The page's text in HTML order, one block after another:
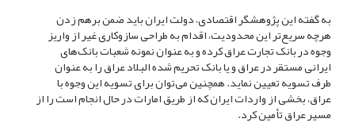
به گفته این پژوهشگر اقتصادی، دولت ایران باید ضمن برهم زدن
هرچه سریع‌تر این محدودیت، اقدام به طراحی سازوکاری غیر از واریز
وجوه در بانک تجارت عراق کرده و به عنوان نمونه شعبات بانک‌های
ایرانی مستقر در عراق و یا بانک تحریم شده البلاد عراق را به عنوان
طرف تسویه تعیین نماید. همچنین می‌توان برای تسویه این وجوه با
عراق، بخشی از واردات ایران که از طریق امارات در حال انجام است را از
مسیر عراق تأمین کرد.